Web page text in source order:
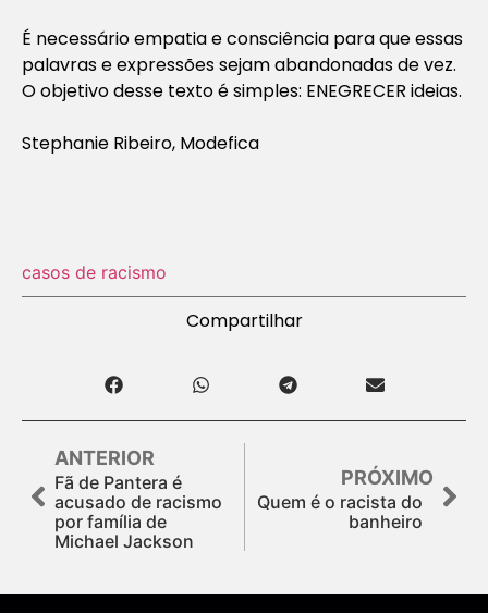
É necessário empatia e consciência para que essas
palavras e expressões sejam abandonadas de vez.
O objetivo desse texto é simples: ENEGRECER ideias.
Stephanie Ribeiro, Modefica
casos de racismo
Compartilhar
ANTERIOR
Fã de Pantera é
acusado de racismo
por família de
Michael Jackson
PRÓXIMO
Quem é o racista do
banheiro